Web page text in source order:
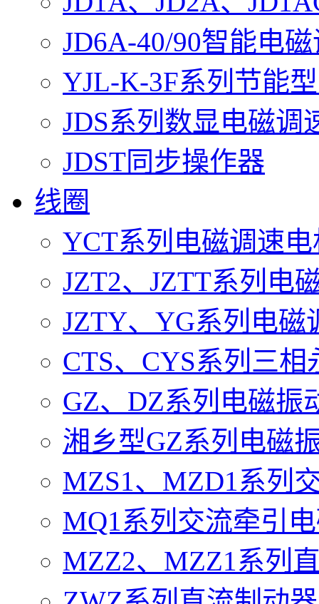
JD6A-40/90智能电
YJL-K-3F系列节能
JDS系列数显电磁调
JDST同步操作器
线圈
YCT系列电磁调速
JZT2、JZTT系列电
JZTY、YG系列电磁
CTS、CYS系列三
GZ、DZ系列电磁振
湘乡型GZ系列电磁
MZS1、MZD1系列
MQ1系列交流牵引
MZZ2、MZZ1系列